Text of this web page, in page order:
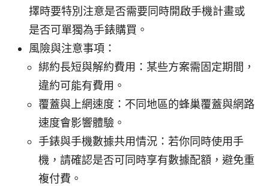
擇時要特別注意是否需要同時開啟手機計畫或
是否可單獨為手錶購買。
風險與注意事項：
綁約長短與解約費用：某些方案需固定期間，
違約可能有費用。
覆蓋與上網速度：不同地區的蜂巢覆蓋與網路
速度會影響體驗。
手錶與手機數據共用情況：若你同時使用手
機，請確認是否可同時享有數據配額，避免重
複付費。